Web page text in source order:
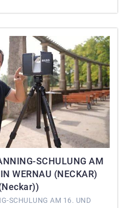
SCHULUNG AM
WERNAU (NECKAR)
SCHULUNG AM 16. UND